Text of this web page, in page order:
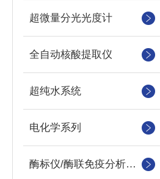
超微量分光光度计
全自动核酸提取仪
超纯水系统
电化学系列
酶标仪/酶联免疫分析仪及洗板机